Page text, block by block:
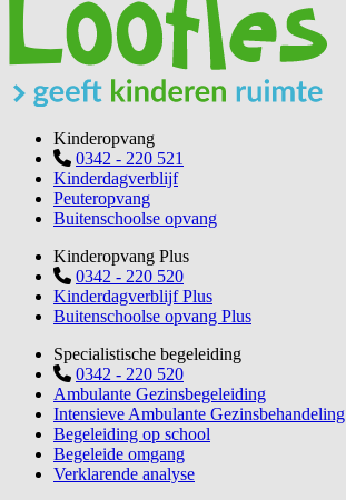
Kinderopvang
0342 - 220 521
Kinderdagverblijf
Peuteropvang
Buitenschoolse opvang
Kinderopvang Plus
0342 - 220 520
Kinderdagverblijf Plus
Buitenschoolse opvang Plus
Specialistische begeleiding
0342 - 220 520
Ambulante Gezinsbegeleiding
Intensieve Ambulante Gezinsbehandeling
Begeleiding op school
Begeleide omgang
Verklarende analyse